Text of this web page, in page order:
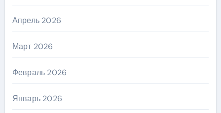
Апрель 2026
Март 2026
Февраль 2026
Январь 2026